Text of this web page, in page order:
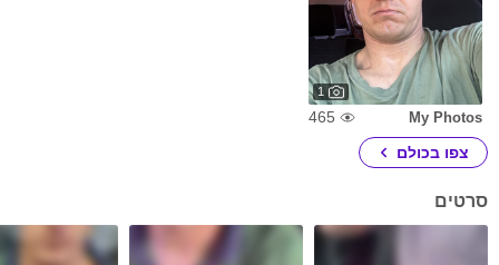
1
My Photos
465
צפו בכולם
סרטים